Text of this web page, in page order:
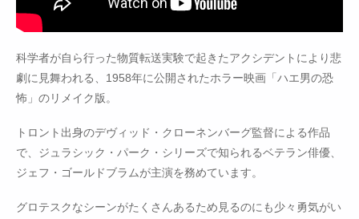
科学者が自ら行った物質転送実験で起きたアクシデントにより悲
劇に見舞われる、1958年に公開されたホラー映画「ハエ男の恐
怖」のリメイク版。
トロント出身のデヴィッド・クローネンバーグ監督による作品
で、ジュラシック・パーク・シリーズで知られるベテラン俳優、
ジェフ・ゴールドブラムが主演を務めています。
グロテスクなシーンがたくさんあるため見るのにも少々勇気がい